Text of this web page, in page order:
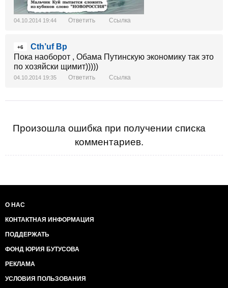
04.10.2014 19:44 Ответить Ссылка
+6
Cth’uf Bp
Пока наоборот , Обама Путинскую экономику так это
по хозяйски щимит)))))
04.10.2014 19:35 Ответить Ссылка
Произошла ошибка при получении списка
комментариев.
О НАС
КОНТАКТНАЯ ИНФОРМАЦИЯ
ПОДДЕРЖАТЬ
ФОНД ЮРИЯ БУТУСОВА
РЕКЛАМА
УСЛОВИЯ ПОЛЬЗОВАНИЯ